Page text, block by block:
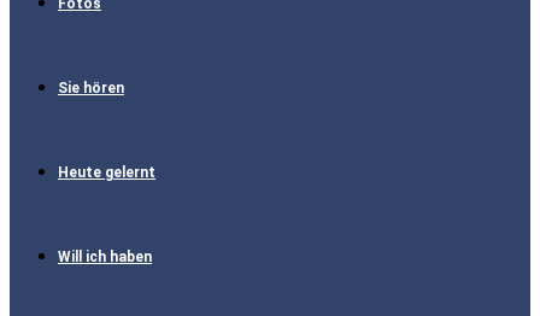
Fotos
Sie hören
Heute gelernt
Will ich haben